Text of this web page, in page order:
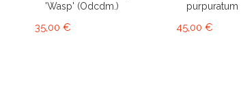
'Wasp' (Odcdm.)
35,00 €
purpuratum
45,00 €